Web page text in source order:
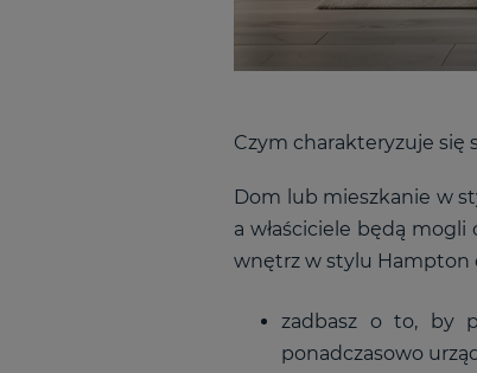
Czym charakteryzuje się
Dom lub mieszkanie w
a właściciele będą
wnętrz w stylu Hampton
zadbasz o to, by
ponadczasowo